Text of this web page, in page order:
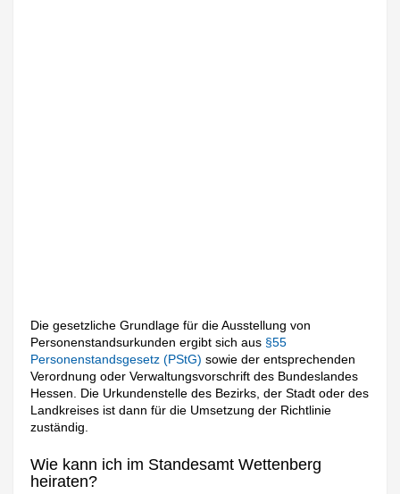
Die gesetzliche Grundlage für die Ausstellung von
Personenstandsurkunden ergibt sich aus §55
Personenstandsgesetz (PStG)sowie der entsprechenden
Verordnung oder Verwaltungsvorschrift des Bundeslandes
Hessen. Die Urkundenstelle des Bezirks, der Stadt oder des
Landkreises ist dann für die Umsetzung der Richtlinie
zuständig.
Wie kann ich im Standesamt Wettenberg
heiraten?